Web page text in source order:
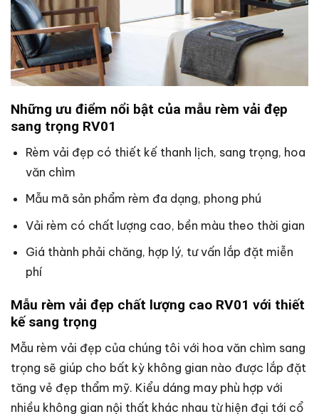
Những ưu điểm nổi bật của mẫu rèm vải đẹp
sang trọng RV01
Rèm vải đẹp có thiết kế thanh lịch, sang trọng, hoa
văn chìm
Mẫu mã sản phẩm rèm đa dạng, phong phú
Vải rèm có chất lượng cao, bền màu theo thời gian
Giá thành phải chăng, hợp lý, tư vấn lắp đặt miễn
phí
Mẫu rèm vải đẹp chất lượng cao RV01 với thiết
kế sang trọng
Mẫu rèm vải đẹp của chúng tôi với hoa văn chìm sang
trọng sẽ giúp cho bất kỳ không gian nào được lắp đặt
tăng vẻ đẹp thẩm mỹ. Kiểu dáng may phù hợp với
nhiều không gian nội thất khác nhau từ hiện đại tới cổ